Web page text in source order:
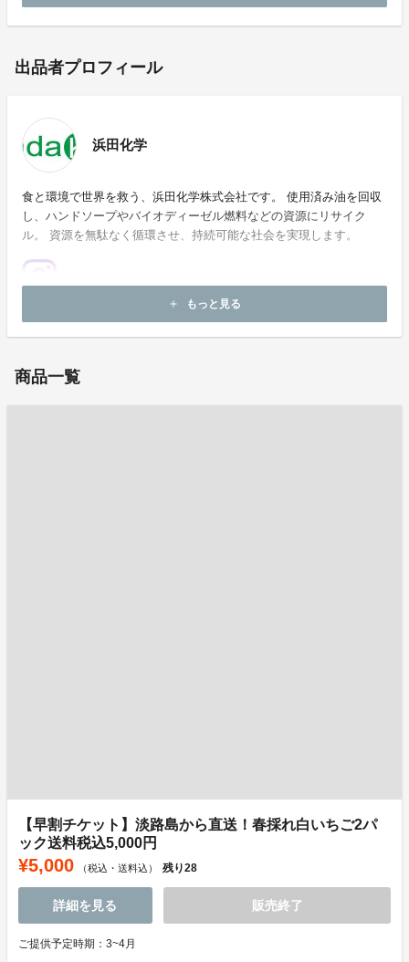
出品者プロフィール
浜田化学
食と環境で世界を救う、浜田化学株式会社です。 使用済み油を回収
し、ハンドソープやバイオディーゼル燃料などの資源にリサイク
ル。 資源を無駄なく循環させ、持続可能な社会を実現します。
add もっと見る
商品一覧
【早割チケット】淡路島から直送！春採れ白いちご2パ
ック送料税込5,000円
¥5,000 （税込・送料込） 残り28
詳細を見る 販売終了
ご提供予定時期：3~4月